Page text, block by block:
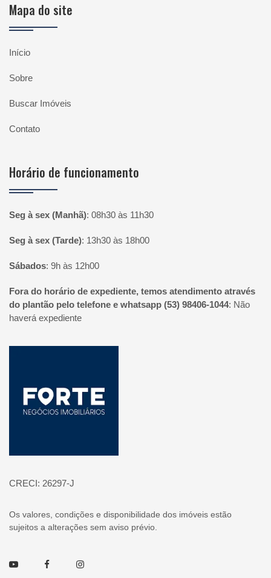
Mapa do site
Início
Sobre
Buscar Imóveis
Contato
Horário de funcionamento
Seg à sex (Manhã): 08h30 às 11h30
Seg à sex (Tarde): 13h30 às 18h00
Sábados: 9h às 12h00
Fora do horário de expediente, temos atendimento através
do plantão pelo telefone e whatsapp (53) 98406-1044: Não
haverá expediente
CRECI: 26297-J
Os valores, condições e disponibilidade dos imóveis estão
sujeitos a alterações sem aviso prévio.
Youtube FacebookInstagram